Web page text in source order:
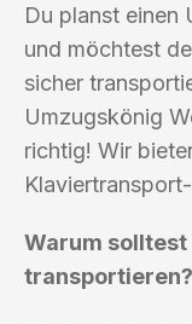
Du planst einen
und möchtest
sicher
Umzugskönig
richtig! Wir
Warum
transportieren?